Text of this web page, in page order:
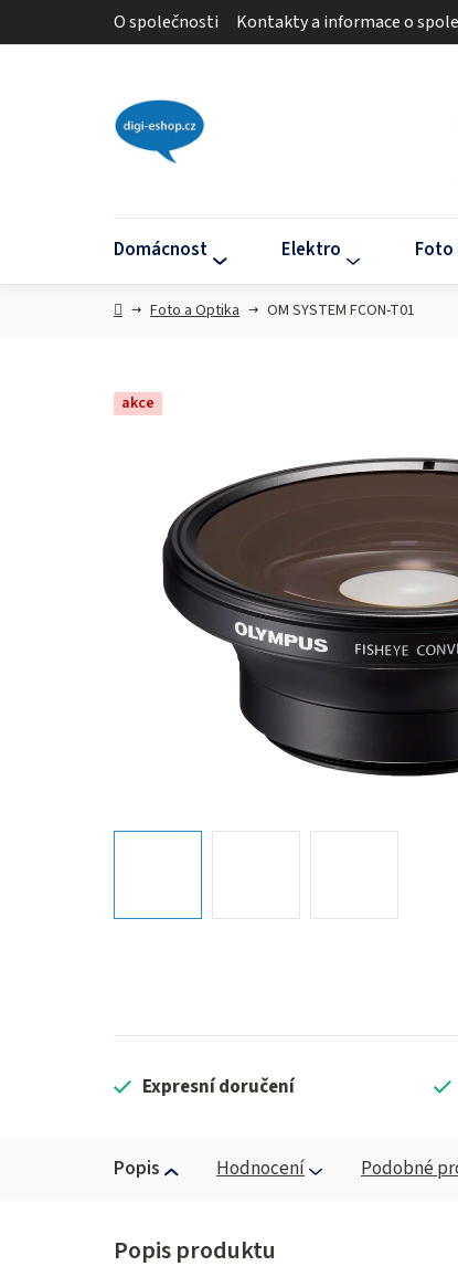
O společnosti Kontakty a informace o
Domácnost Elektro Foto
DomůFoto a Optika OM SYSTEM FCON-T01
akce
Expresní doručení
Popis Hodnocení Podobné